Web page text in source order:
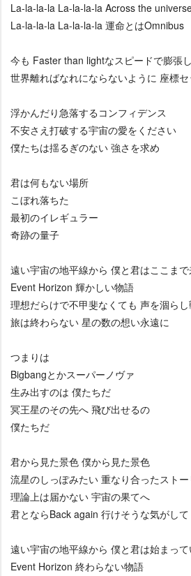
La-la-la-la La-la-la-la Across the
La-la-la-la La-la-la-la 運命とはOmnibus
今も Faster than lightなスピードで膨張
世界離ればなれにならないように 座標
浮かんだり急落するコンフィデンス
不安さえ打破する宇宙の愛をください
僕たちは揺るぎのない 強さを求め
君は何もない場所
こぼれ落ちた
最初のイレギュラー
奇跡の量子
遠い宇宙の地平線から 僕と君はここま
Event Horizon 輝かしい物語
理想だらけで不甲斐なくても 声を涸ら
旅は終わらない 星の数の想い永遠に
つまりは
Bigbangとかスーパーノヴァ
生み出すのは 僕たちだ
冥王星のその先へ 飛び出せるの
僕たちだ
君から見た景色 僕から見た景色
流星のしっぽみたい 重なり合ったストー
理論上は届かない 宇宙の果てへ
君とならBack again 行けそうな気がして
遠い宇宙の地平線から 僕と君は始まって
Event Horizon 終わらない物語